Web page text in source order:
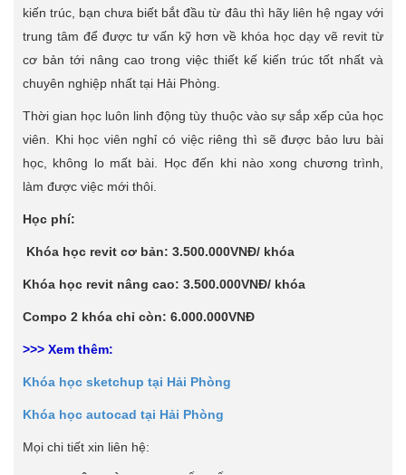
kiến trúc, bạn chưa biết bắt đầu từ đâu thì hãy liên hệ ngay với
trung tâm để được tư vấn kỹ hơn về khóa học dạy vẽ revit từ
cơ bản tới nâng cao trong việc thiết kế kiến trúc tốt nhất và
chuyên nghiệp nhất tại Hải Phòng.
Thời gian học luôn linh động tùy thuộc vào sự sắp xếp của học
viên. Khi học viên nghỉ có việc riêng thì sẽ được bảo lưu bài
học, không lo mất bài. Học đến khi nào xong chương trình,
làm được việc mới thôi.
Học phí:
Khóa học revit cơ bản: 3.500.000VNĐ/ khóa
Khóa học revit nâng cao: 3.500.000VNĐ/ khóa
Compo 2 khóa chỉ còn: 6.000.000VNĐ
>>> Xem thêm:
Khóa học sketchup tại Hải Phòng
Khóa học autocad tại Hải Phòng
Mọi chi tiết xin liên hệ: